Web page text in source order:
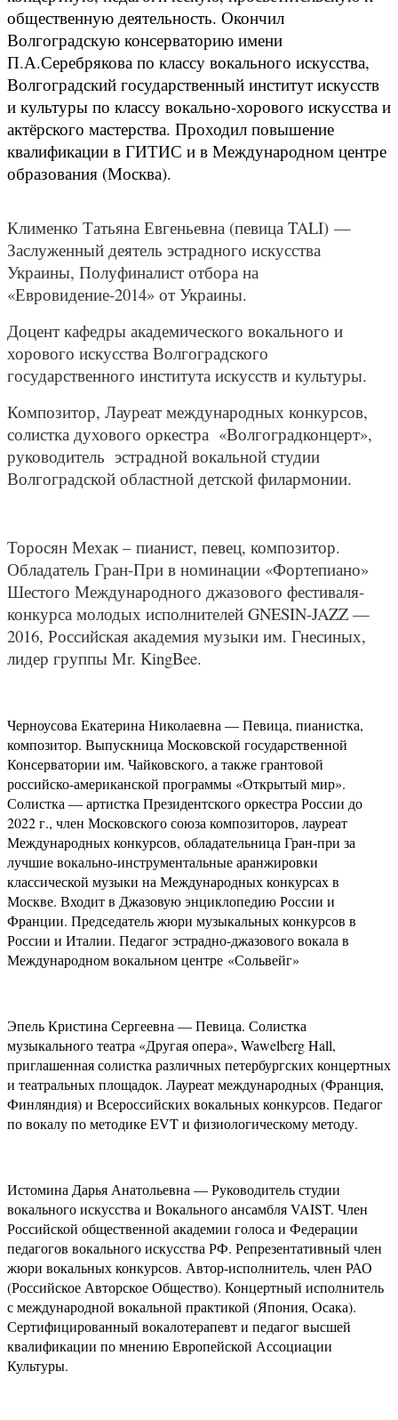
общественную деятельность. Окончил
Волгоградскую консерваторию имени
П.А.Серебрякова по классу вокального искусства,
Волгоградский государственный институт искусств
и культуры по классу вокально-хорового искусства и
актёрского мастерства. Проходил повышение
квалификации в ГИТИС и в Международном центре
образования (Москва).
Клименко Татьяна Евгеньевна (певица TALI) —
Заслуженный деятель эстрадного искусства
Украины, Полуфиналист отбора на
«Евровидение-2014» от Украины.
Доцент кафедры академического вокального и
хорового искусства Волгоградского
государственного института искусств и культуры.
Композитор, Лауреат международных конкурсов,
солистка духового оркестра «Волгоградконцерт»,
руководитель эстрадной вокальной студии
Волгоградской областной детской филармонии.
Торосян Мехак – пианист, певец, композитор.
Обладатель Гран-При в номинации «Фортепиано»
Шестого Международного джазового фестиваля-
конкурса молодых исполнителей GNESIN-JAZZ —
2016, Российская академия музыки им. Гнесиных,
лидер группы Mr. KingBee.
Черноусова Екатерина Николаевна — Певица, пианистка,
композитор. Выпускница Московской государственной
Консерватории им. Чайковского, а также грантовой
российско-американской программы «Открытый мир».
Солистка — артистка Президентского оркестра России до
2022 г., член Московского союза композиторов, лауреат
Международных конкурсов, обладательница Гран-при за
лучшие вокально-инструментальные аранжировки
классической музыки на Международных конкурсах в
Москве. Входит в Джазовую энциклопедию России и
Франции. Председатель жюри музыкальных конкурсов в
России и Италии. Педагог эстрадно-джазового вокала в
Международном вокальном центре «Сольвейг»
Эпель Кристина Сергеевна — Певица. Солистка
музыкального театра «Другая опера», Wawelberg Hall,
приглашенная солистка различных петербургских концертных
и театральных площадок. Лауреат международных (Франция,
Финляндия) и Всероссийских вокальных конкурсов. Педагог
по вокалу по методике EVT и физиологическому методу.
Истомина Дарья Анатольевна — Руководитель студии
вокального искусства и Вокального ансамбля VAIST. Член
Российской общественной академии голоса и Федерации
педагогов вокального искусства РФ. Репрезентативный член
жюри вокальных конкурсов. Автор-исполнитель, член РАО
(Российское Авторское Общество). Концертный исполнитель
с международной вокальной практикой (Япония, Осака).
Сертифицированный вокалотерапевт и педагог высшей
квалификации по мнению Европейской Ассоциации
Культуры.